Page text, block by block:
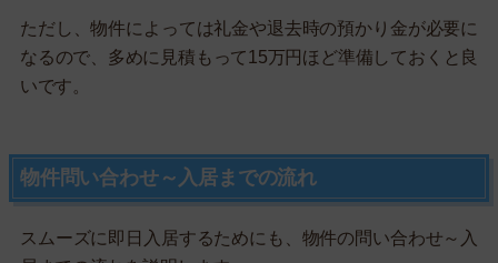
ただし、物件によっては礼金や退去時の預かり金が必要に
なるので、多めに見積もって15万円ほど準備しておくと良
いです。
物件問い合わせ～入居までの流れ
スムーズに即日入居するためにも、物件の問い合わせ～入